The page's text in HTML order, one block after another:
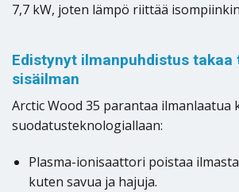
7,7 kW, joten lämpö riittää
Edistynyt ilmanpuhdistus takaa
sisäilman
Arctic Wood 35 parantaa ilmanlaatua
suodatusteknologiallaan:
Plasma-ionisaattori poistaa
kuten savua ja hajuja.